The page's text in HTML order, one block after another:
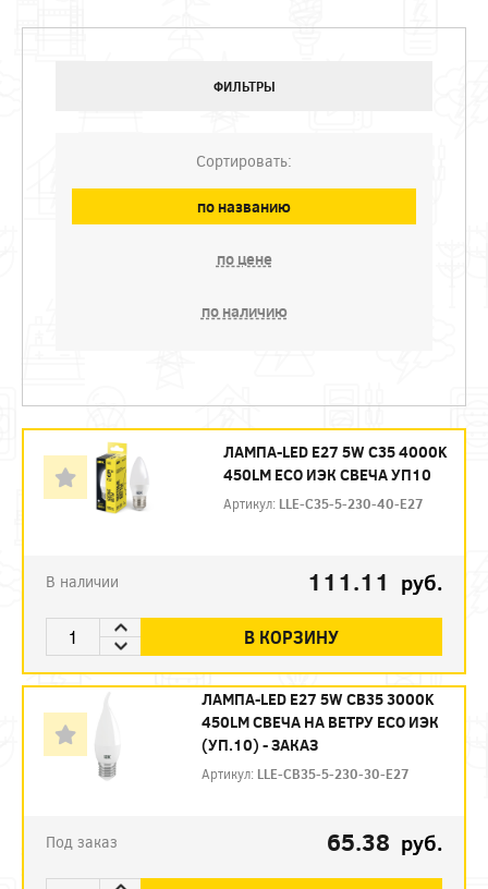
ФИЛЬТРЫ
Сортировать:
по названию
по цене
по наличию
ЛАМПА-LED E27 5W C35 4000K
450LM ECO ИЭК СВЕЧА УП10
Артикул: LLE-C35-5-230-40-E27
В наличии 111.11 руб.
В КОРЗИНУ
ЛАМПА-LED E27 5W CB35 3000K
450LM СВЕЧА НА ВЕТРУ ECO ИЭК
(УП.10) - ЗАКАЗ
Артикул: LLE-CB35-5-230-30-E27
Под заказ 65.38 руб.